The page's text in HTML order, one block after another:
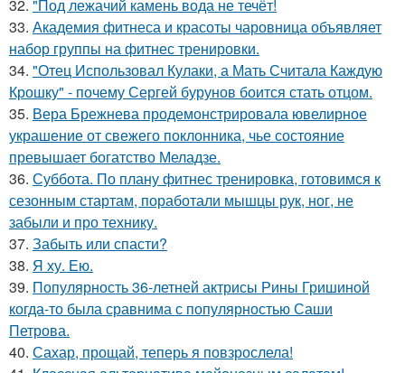
32. "Под лежачий камень вода не течёт!
33. Академия фитнеса и красоты чаровница объявляет
набор группы на фитнес тренировки.
34. "Отец Использовал Кулаки, а Мать Считала Каждую
Крошку" - почему Сергей бурунов боится стать отцом.
35. Вера Брежнева продемонстрировала ювелирное
украшение от свежего поклонника, чье состояние
превышает богатство Меладзе.
36. Суббота. По плану фитнес тренировка, готовимся к
сезонным стартам, поработали мышцы рук, ног, не
забыли и про технику.
37. Забыть или спасти?
38. Я ху. Ею.
39. Популярность 36-летней актрисы Рины Гришиной
когда-то была сравнима с популярностью Саши
Петрова.
40. Сахар, прощай, теперь я повзрослела!